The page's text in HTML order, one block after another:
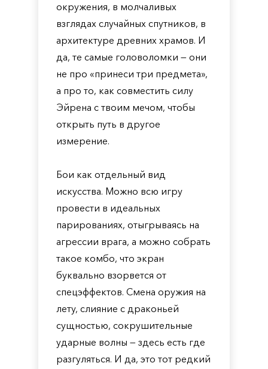
окружения, в молчаливых
взглядах случайных спутников, в
архитектуре древних храмов. И
да, те самые головоломки — они
не про «принеси три предмета»,
а про то, как совместить силу
Эйрена с твоим мечом, чтобы
открыть путь в другое
измерение.
Бои как отдельный вид
искусства. Можно всю игру
провести в идеальных
парированиях, отыгрываясь на
агрессии врага, а можно собрать
такое комбо, что экран
буквально взорвется от
спецэффектов. Смена оружия на
лету, слияние с драконьей
сущностью, сокрушительные
ударные волны — здесь есть где
разгуляться. И да, это тот редкий